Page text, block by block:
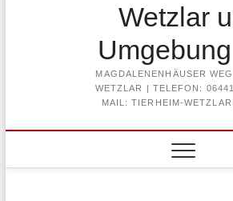
Wetzlar
MAGDALENENHÄUSER
WETZLAR | TELEFON:
MAIL: TIERHEIM-